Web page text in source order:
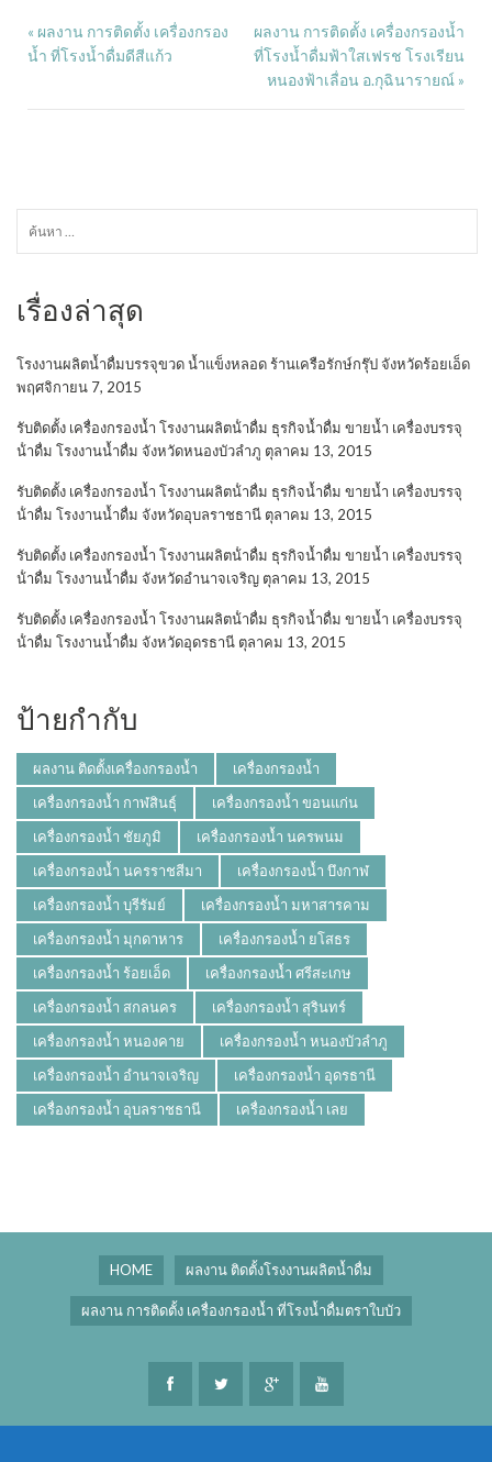
« ผลงาน การติดตั้ง เครื่องกรอง
น้ำ ที่โรงน้ำดื่มดีสีแก้ว
ผลงาน การติดตั้ง เครื่องกรองน้ำ
ที่โรงน้ำดื่มฟ้าใสเฟรช โรงเรียน
หนองฟ้าเลื่อน อ.กุฉินารายณ์ »
เรื่องล่าสุด
โรงงานผลิตน้ำดื่มบรรจุขวด น้ำแข็งหลอด ร้านเครือรักษ์กรุ๊ป จังหวัดร้อยเอ็ด
พฤศจิกายน 7, 2015
รับติดตั้ง เครื่องกรองน้ำ โรงงานผลิตน้ําดื่ม ธุรกิจน้ำดื่ม ขายน้ำ เครื่องบรรจุ
น้ําดื่ม โรงงานน้ำดื่ม จังหวัดหนองบัวลำภู ตุลาคม 13, 2015
รับติดตั้ง เครื่องกรองน้ำ โรงงานผลิตน้ําดื่ม ธุรกิจน้ำดื่ม ขายน้ำ เครื่องบรรจุ
น้ําดื่ม โรงงานน้ำดื่ม จังหวัดอุบลราชธานี ตุลาคม 13, 2015
รับติดตั้ง เครื่องกรองน้ำ โรงงานผลิตน้ําดื่ม ธุรกิจน้ำดื่ม ขายน้ำ เครื่องบรรจุ
น้ําดื่ม โรงงานน้ำดื่ม จังหวัดอำนาจเจริญ ตุลาคม 13, 2015
รับติดตั้ง เครื่องกรองน้ำ โรงงานผลิตน้ําดื่ม ธุรกิจน้ำดื่ม ขายน้ำ เครื่องบรรจุ
น้ําดื่ม โรงงานน้ำดื่ม จังหวัดอุดรธานี ตุลาคม 13, 2015
ป้ายกำกับ
ผลงาน ติดตั้งเครื่องกรองน้ำ
เครื่องกรองน้ำ
เครื่องกรองน้ำ กาฬสินธุ์
เครื่องกรองน้ำ ขอนแก่น
เครื่องกรองน้ำ ชัยภูมิ
เครื่องกรองน้ำ นครพนม
เครื่องกรองน้ำ นครราชสีมา
เครื่องกรองน้ำ บึงกาฬ
เครื่องกรองน้ำ บุรีรัมย์
เครื่องกรองน้ำ มหาสารคาม
เครื่องกรองน้ำ มุกดาหาร
เครื่องกรองน้ำ ยโสธร
เครื่องกรองน้ำ ร้อยเอ็ด
เครื่องกรองน้ำ ศรีสะเกษ
เครื่องกรองน้ำ สกลนคร
เครื่องกรองน้ำ สุรินทร์
เครื่องกรองน้ำ หนองคาย
เครื่องกรองน้ำ หนองบัวลำภู
เครื่องกรองน้ำ อำนาจเจริญ
เครื่องกรองน้ำ อุดรธานี
เครื่องกรองน้ำ อุบลราชธานี
เครื่องกรองน้ำ เลย
HOME ผลงาน ติดตั้งโรงงานผลิตน้ำดื่ม
ผลงาน การติดตั้ง เครื่องกรองน้ำ ที่โรงน้ำดื่มตราใบบัว